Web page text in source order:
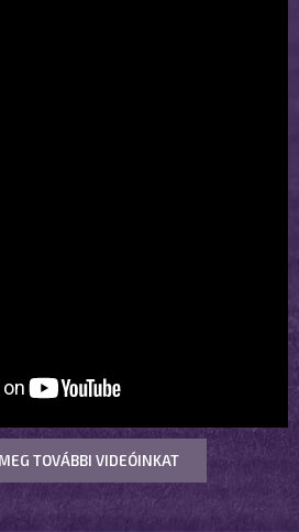
TOVÁBBI VIDEÓINKAT